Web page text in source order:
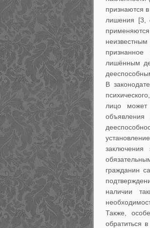
признаются
лишения [3,
лишённым
В
лицо может
гражданин
наличии
Также,
обратиться